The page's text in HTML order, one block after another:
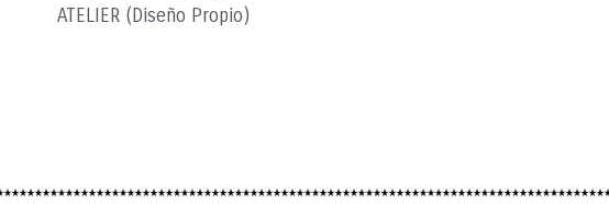
ATELIER (Diseño Propio)